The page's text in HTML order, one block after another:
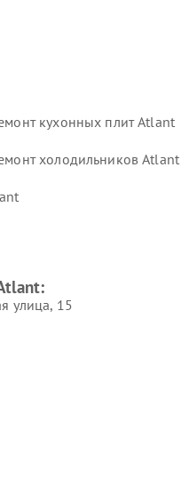
кухонных плит Atlant
холодильников Atlant
улица, 15